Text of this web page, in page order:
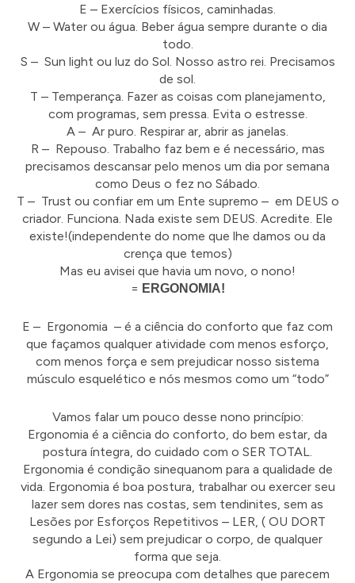
E – Exercícios físicos, caminhadas.
W – Water ou água. Beber água sempre durante o dia
todo.
S – Sun light ou luz do Sol. Nosso astro rei. Precisamos
de sol.
T – Temperança. Fazer as coisas com planejamento,
com programas, sem pressa. Evita o estresse.
A – Ar puro. Respirar ar, abrir as janelas.
R – Repouso. Trabalho faz bem e é necessário, mas
precisamos descansar pelo menos um dia por semana
como Deus o fez no Sábado.
T – Trust ou confiar em um Ente supremo – em DEUS o
criador. Funciona. Nada existe sem DEUS. Acredite. Ele
existe!(independente do nome que lhe damos ou da
crença que temos)
Mas eu avisei que havia um novo, o nono!
= ERGONOMIA!
E – Ergonomia – é a ciência do conforto que faz com
que façamos qualquer atividade com menos esforço,
com menos força e sem prejudicar nosso sistema
músculo esquelético e nós mesmos como um “todo”
Vamos falar um pouco desse nono princípio:
Ergonomia é a ciência do conforto, do bem estar, da
postura íntegra, do cuidado com o SER TOTAL.
Ergonomia é condição sinequanom para a qualidade de
vida. Ergonomia é boa postura, trabalhar ou exercer seu
lazer sem dores nas costas, sem tendinites, sem as
Lesões por Esforços Repetitivos – LER, ( OU DORT
segundo a Lei) sem prejudicar o corpo, de qualquer
forma que seja.
A Ergonomia se preocupa com detalhes que parecem